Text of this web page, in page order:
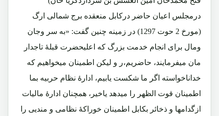
درمجلس اعیان حاضر درکابل منعقده برج شمالی ارگ
(مورخ 2 حوت 1297) در زمینه چنین گفت: «به سر وجان
ومال برای انجام خدمت بزرگ که اعلیحضرت قبلۀ تاجدار
مان میفرمایند، حاضریم،ر و لیکن اطمینان میخواهیم که
خداناخواسته اگر ما شکست یابیم، ادارۀ نظام حربیه بما
اطمینان قوت الظهر را میدهد یاخیر، همچنان ادارۀ مالیات
ازگدامها و ذخائر بکابل اطمینان خوراکۀ نظامی و مندیی را